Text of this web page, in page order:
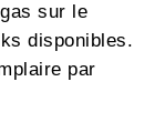
sur le
disponibles.
par